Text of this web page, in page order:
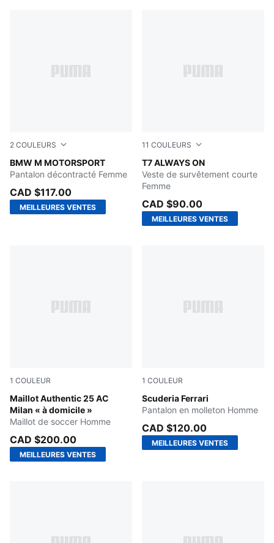
2 COULEURS
BMW M MOTORSPORT
PUMA BLACK
Pantalon décontracté Femme
CAD $117.00
MEILLEURES VENTES
11 COULEURS
T7 ALWAYS ON
Lemon Meringue
Veste de survêtement courte
Femme
CAD $90.00
MEILLEURES VENTES
1 COULEUR
Maillot Authentic 25 AC
Milan « à domicile »
For All Time Red-PUMA Black
Maillot de soccer Homme
CAD $200.00
MEILLEURES VENTES
1 COULEUR
Scuderia Ferrari
Rosso Corsa
Pantalon en molleton Homme
CAD $120.00
MEILLEURES VENTES